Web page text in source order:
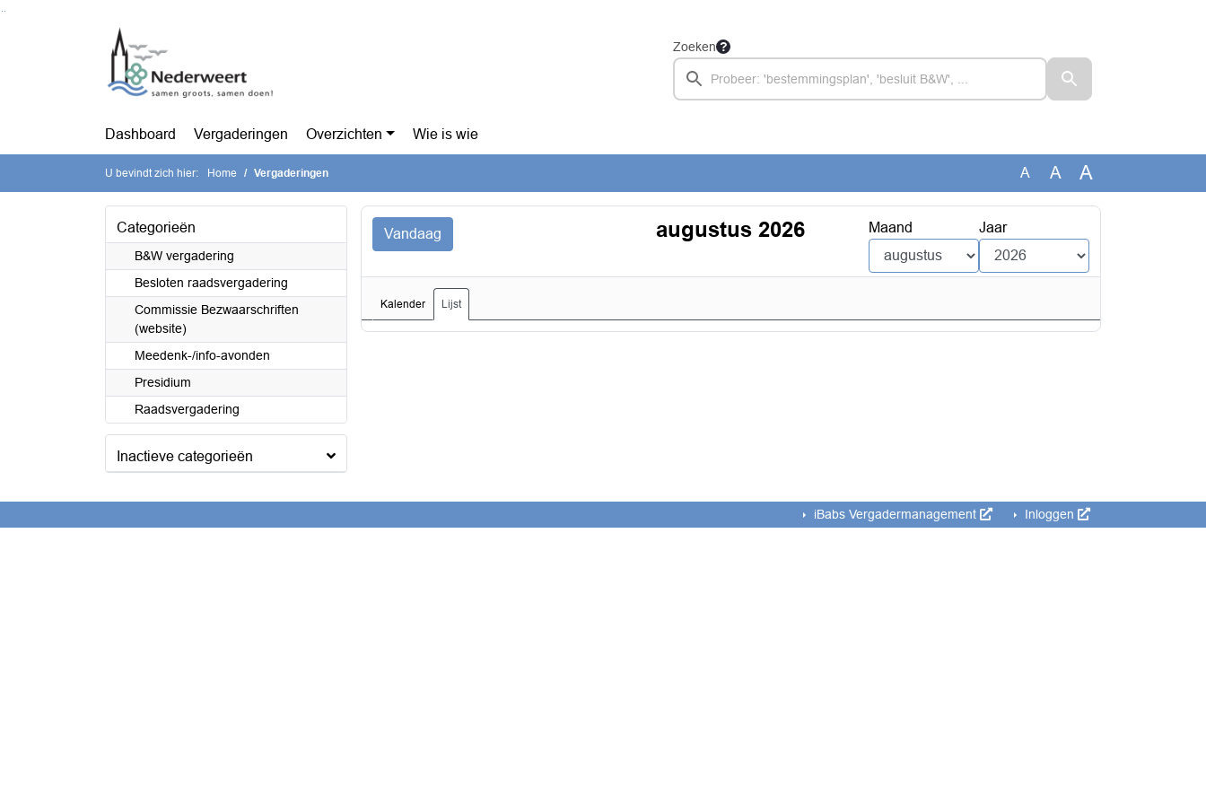
Zoeken
Dashboard Vergaderingen Overzichten Wie is wie
U bevindt zich hier: Home Vergaderingen A A A
Categorieën
B&W vergadering
Besloten raadsvergadering
Commissie Bezwaarschriften
(website)
Meedenk-/info-avonden
Presidium
Raadsvergadering
Inactieve categorieën
Vandaag augustus 2026 Maand Jaar
Kalender Lijst
iBabs Vergadermanagement Inloggen